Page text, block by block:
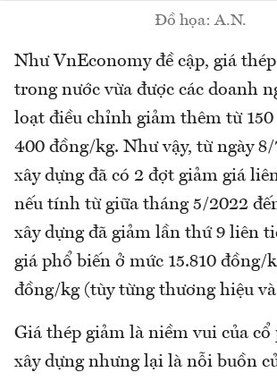
Đồ họa: A.N.
Như VnEconomy đề cập, giá
trong nước vừa được các doanh
loạt điều chỉnh giảm thêm từ
400 đồng/kg. Như vậy, từ ngày
xây dựng đã có 2 đợt giảm giá
nếu tính từ giữa tháng 5/2022
xây dựng đã giảm lần thứ 9 liên
giá phổ biến ở mức 15.810 đồng/
đồng/kg (tùy từng thương hiệu
Giá thép giảm là niềm vui của cổ
xây dựng nhưng lại là nỗi buồn